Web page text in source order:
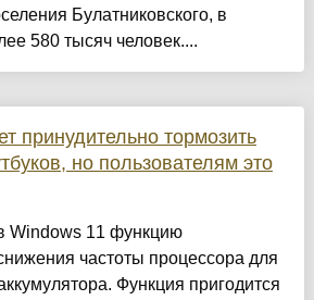
Булатниковского, в
580 тысяч человек....
принудительно тормозить
но пользователям это
Windows 11 функцию
частоты процессора для
Функция пригодится